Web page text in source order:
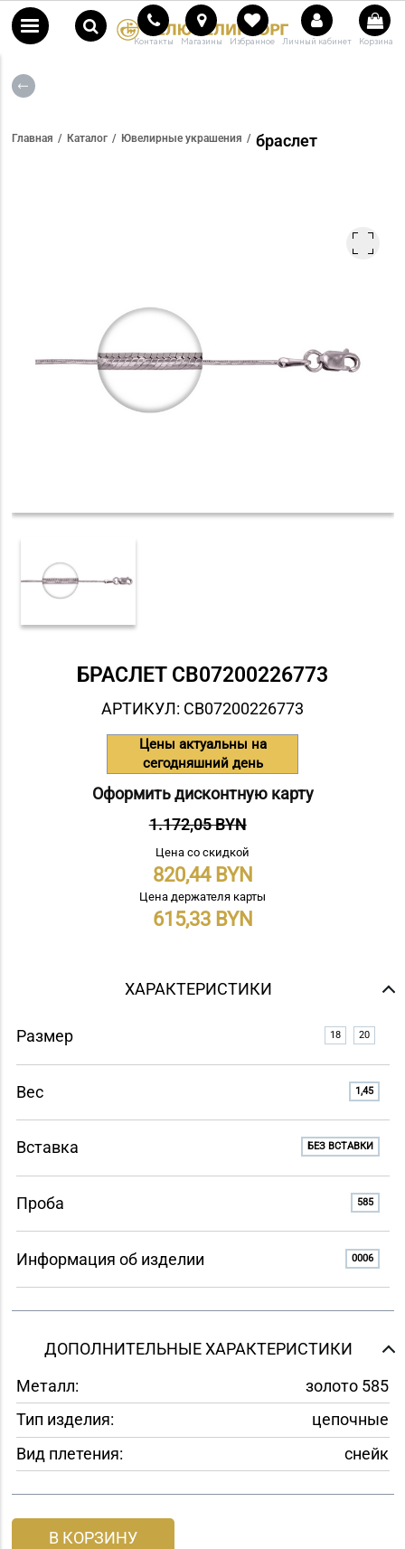
Контакты Магазины Избранное Личный кабинет Корзина
Главная Каталог Ювелирные украшения браслет
БРАСЛЕТ СB07200226773
АРТИКУЛ: СB07200226773
Цены актуальны на
сегодняшний день
Оформить дисконтную карту
1.172,05 BYN
Цена со скидкой
820,44
Цена держателя карты
615,33
ХАРАКТЕРИСТИКИ
Размер 18 20
Вес 1,45
Вставка БЕЗ ВСТАВКИ
Проба 585
Информация об изделии 0006
ДОПОЛНИТЕЛЬНЫЕ ХАРАКТЕРИСТИКИ
Металл:
золото 585
Тип изделия:
цепочные
Вид плетения:
снейк
В КОРЗИНУ